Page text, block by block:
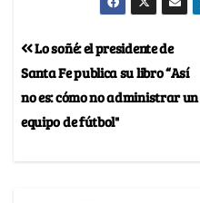
Lo soñé: el presidente de
Santa Fe publica su libro “Así
no es: cómo no administrar un
equipo de fútbol"